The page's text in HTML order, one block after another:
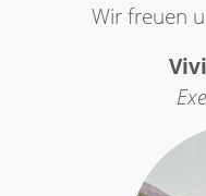
Wir freuen